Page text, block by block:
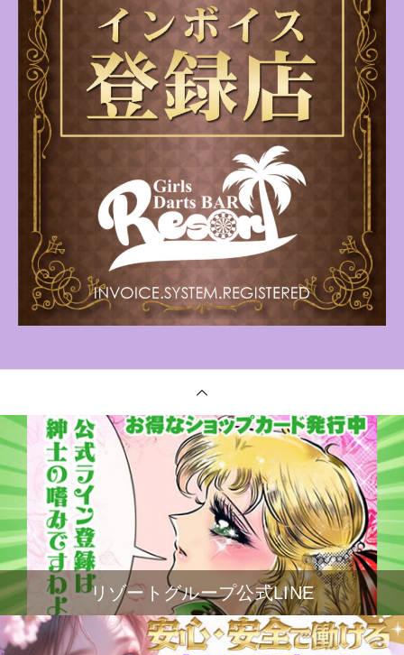
リゾートグループ公式LINE